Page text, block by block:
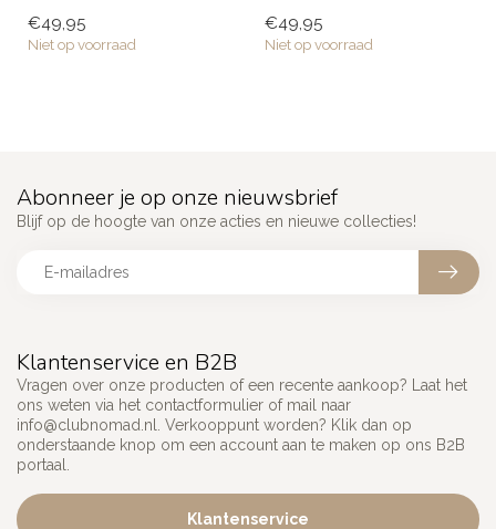
getalenteerde ...
€49,95
Niet op voorraad
getalenteerde ...
€49,95
Niet op voorraad
Klantenservice en B2B
Vragen over onze producten of een recente aankoop? Laat het
ons weten via het contactformulier of mail naar
info@clubnomad.nl
. Verkooppunt worden? Klik dan op
onderstaande knop om een account aan te maken op ons B2B
portaal.
Klantenservice
Abonneer je op onze nieuwsbrief
Blijf op de hoogte van onze acties en nieuwe collecties!